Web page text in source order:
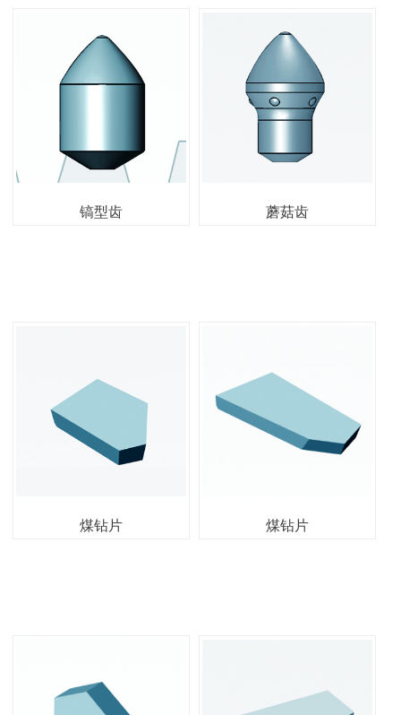
镐型齿 蘑菇齿
煤钻片 煤钻片